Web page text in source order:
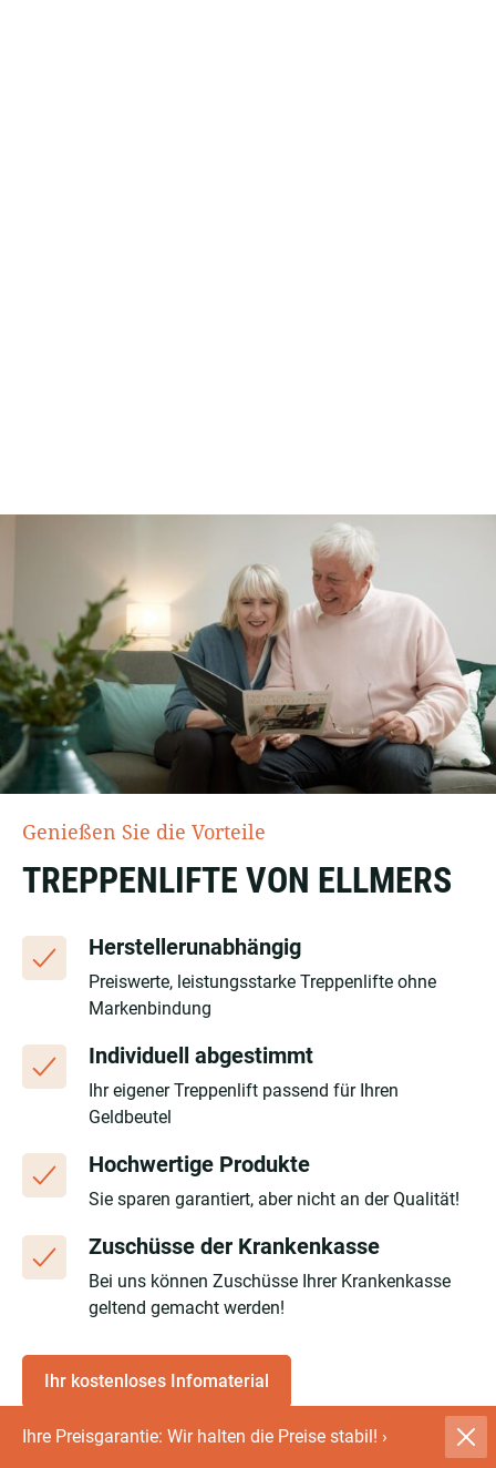
Ihre Preisgarantie: Wir halten die Preise stabil! ›
Genießen Sie die Vorteile
TREPPENLIFTE VON ELLMERS
Herstellerunabhängig
Preiswerte, leistungsstarke Treppenlifte ohne
Markenbindung
Individuell abgestimmt
Ihr eigener Treppenlift passend für Ihren
Geldbeutel
Hochwertige Produkte
Sie sparen garantiert, aber nicht an der Qualität!
Zuschüsse der Krankenkasse
Bei uns können Zuschüsse Ihrer Krankenkasse
geltend gemacht werden!
Ihr kostenloses Infomaterial